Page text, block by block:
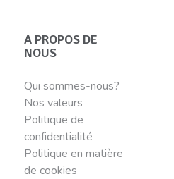
A PROPOS DE
NOUS
Qui sommes-nous?
Nos valeurs
Politique de
confidentialité
Politique en matière
de cookies